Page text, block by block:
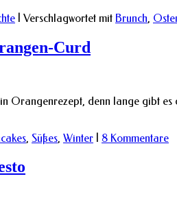
Verschlagwortet mit Brunch,
Curd
Orangenrezept, denn lange gibt es
, Süßes, Winter 8 Kommentare